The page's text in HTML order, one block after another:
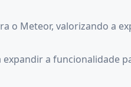
o Meteor, valorizando a
expandir a funcionalidade